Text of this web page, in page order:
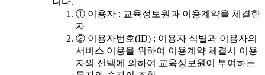
① 이용자 : 교육정보원과 이용계약을 체결한
자
② 이용자번호(ID) : 이용자 식별과 이용자의
서비스 이용을 위하여 이용계약 체결시 이용
자의 선택에 의하여 교육정보원이 부여하는